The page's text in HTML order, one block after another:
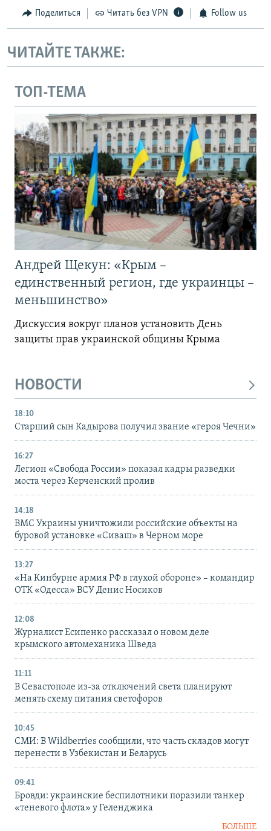
Поделиться Читать без VPN Follow us
ЧИТАЙТЕ ТАКЖЕ:
ТОП-ТЕМА
Андрей Щекун: «Крым –
единственный регион, где украинцы –
меньшинство»
Дискуссия вокруг планов установить День
защиты прав украинской общины Крыма
НОВОСТИ
18:10
Старший сын Кадырова получил звание «героя Чечни»
16:27
Легион «Свобода России» показал кадры разведки
моста через Керченский пролив
14:18
ВМС Украины уничтожили российские объекты на
буровой установке «Сиваш» в Черном море
13:27
«На Кинбурне армия РФ в глухой обороне» – командир
ОТК «Одесса» ВСУ Денис Носиков
12:08
Журналист Есипенко рассказал о новом деле
крымского автомеханика Шведа
11:11
В Севастополе из-за отключений света планируют
менять схему питания светофоров
10:45
СМИ: В Wildberries сообщили, что часть складов могут
перенести в Узбекистан и Беларусь
09:41
Бровди: украинские беспилотники поразили танкер
«теневого флота» у Геленджика
БОЛЬШЕ